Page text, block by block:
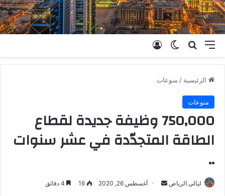
القائمة بحث عنالوضع المظلم
الرئيسية / منوعات
منوعات
750,000 وظيفة جديدة لقطاع
الطاقة المتجدّدة في عشر سنوات
..
ليالي الرياض
أرسل أغسطس 26, 2020 16